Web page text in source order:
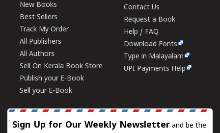
New Books
Best Sellers
Track My Order
All Publishers
All Authors
Sell On Kerala Book Store
Publish your E-Book
Sell your E-Book
Contact Us
Request a Book
Help / FAQ
Download Fonts
Type in Malayalam
UPI Payments Help
Sign Up for Our Weekly Newsletter and be the